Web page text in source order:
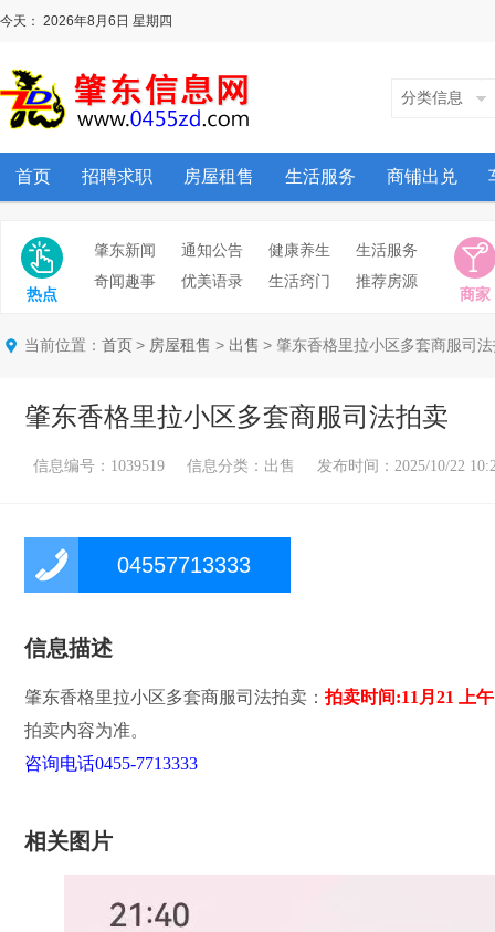
今天： 2026年8月6日 星期四
分类信息
首页 招聘求职 房屋租售 生活服务 商铺出兑
肇东新闻 通知公告 健康养生
生活服务
奇闻趣事
优美语录 生活窍门 推荐房源
热点 商家
当前位置： 首页 > 房屋租售 > 出售 > 肇东香格里拉小区多套商服司
肇东香格里拉小区多套商服司法拍卖
信息编号：1039519 信息分类：出售 发布时间：2025/10/22
04557713333
信息描述
肇东香格里拉小区多套商服司法拍卖： 拍卖时间:11月21 上
拍卖内容为准。
咨询电话0455-7713333
相关图片